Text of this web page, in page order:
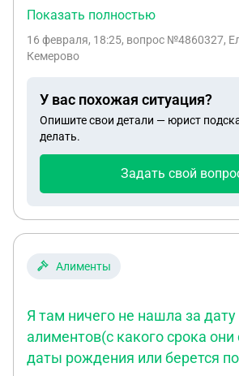
автобуса), по приказу, переводит
Родители обучающихся в классе
школы аргументирует свой отказ
проведентя занятий в классе
приказы не обсуждаются".
нет? В какие сроки можно это
приказом дистант назначен на
Показать полностью
16 февраля, 18:25, вопрос №4860327,
Кемерово
У вас похожая ситуация?
Опишите свои детали — юрист
делать.
Задать свой
Алименты
Я там ничего не нашла за
алиментов(с какого срока они
даты рождения или берется